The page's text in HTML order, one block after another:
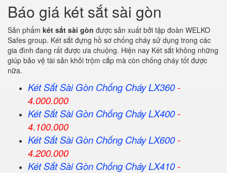
Báo giá két sắt sài gòn
Sản phẩm két sắt sài gòn được sản xuất bởi tập đoàn WELKO
Safes group. Két sắt đựng hồ sơ chống cháy sử dụng trong các
gia đình đang rất được ưa chuộng. Hiện nay Két sắt không những
giúp bảo vệ tài sản khỏi trộm cắp mà còn chống cháy tốt được
nữa.
Két Sắt Sài Gòn Chống Cháy LX360-
4.000.000
Két SắtSài Gòn Chống Cháy LX400-
4.100.000
Két SắtSài Gòn Chống Cháy LX600-
4.200.000
Két SắtSài Gòn Chống Cháy LX410-